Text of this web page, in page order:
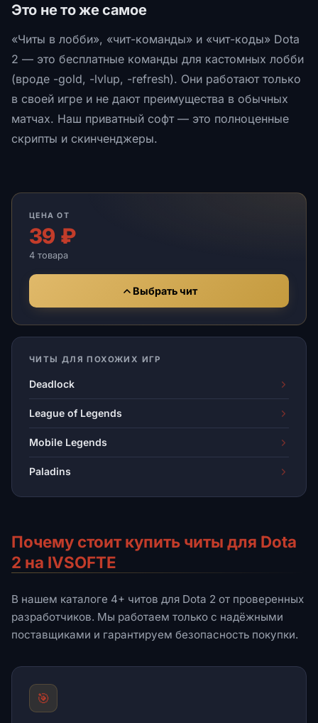
Это не то же самое
«Читы в лобби», «чит-команды» и «чит-коды» Dota
2 — это бесплатные команды для кастомных лобби
(вроде -gold, -lvlup, -refresh). Они работают только
в своей игре и не дают преимущества в обычных
матчах. Наш приватный софт — это полноценные
скрипты и скинченджеры.
ЦЕНА ОТ
39 ₽
4 товара
Выбрать чит
ЧИТЫ ДЛЯ ПОХОЖИХ ИГР
Deadlock
League of Legends
Mobile Legends
Paladins
Почему стоит купить читы для Dota
2 на IVSOFTE
В нашем каталоге 4+ читов для Dota 2 от проверенных
разработчиков. Мы работаем только с надёжными
поставщиками и гарантируем безопасность покупки.
🎯